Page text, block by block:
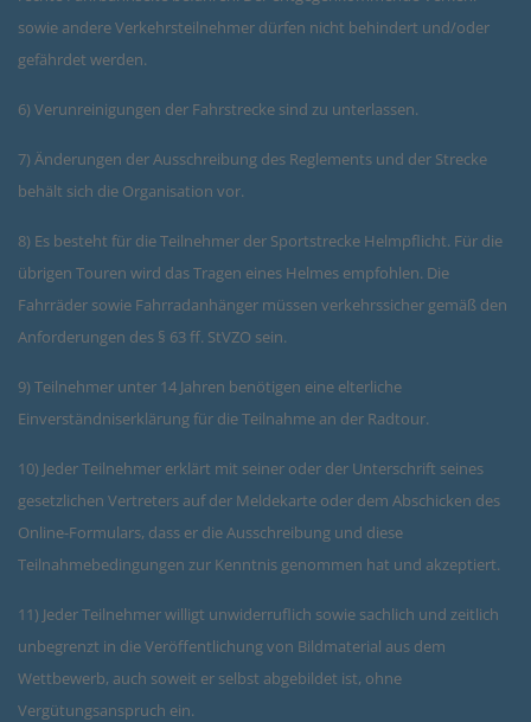
sowie andere Verkehrsteilnehmer dürfen nicht behindert und/oder
gefährdet werden.
6) Verunreinigungen der Fahrstrecke sind zu unterlassen.
7) Änderungen der Ausschreibung des Reglements und der Strecke
behält sich die Organisation vor.
8) Es besteht für die Teilnehmer der Sportstrecke Helmpflicht. Für die
übrigen Touren wird das Tragen eines Helmes empfohlen. Die
Fahrräder sowie Fahrradanhänger müssen verkehrssicher gemäß den
Anforderungen des § 63 ff. StVZO sein.
9) Teilnehmer unter 14 Jahren benötigen eine elterliche
Einverständniserklärung für die Teilnahme an der Radtour.
10) Jeder Teilnehmer erklärt mit seiner oder der Unterschrift seines
gesetzlichen Vertreters auf der Meldekarte oder dem Abschicken des
Online-Formulars, dass er die Ausschreibung und diese
Teilnahmebedingungen zur Kenntnis genommen hat und akzeptiert.
11) Jeder Teilnehmer willigt unwiderruflich sowie sachlich und zeitlich
unbegrenzt in die Veröffentlichung von Bildmaterial aus dem
Wettbewerb, auch soweit er selbst abgebildet ist, ohne
Vergütungsanspruch ein.